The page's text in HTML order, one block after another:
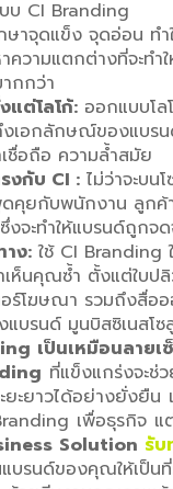
บ CI Branding
ษาจุดแข็ง จุดอ่อน ทำ
วามแตกต่างที่จะทำ
กกว่า
ต่โลโก้: ออกแบบโ
เอกลักษณ์ของแบรน
ชื่อถือ ความล้ำสมัย
งกับ CI : ไม่ว่าจะบน
คุยกับพนักงาน ลูกค้
จะทำให้แบรนด์ถูกจด
าง: ใช้ CI Branding
เห็นคุณซ้ำ ตั้งแต่ใบ
ร์โฆษณา รวมถึงสื่อ
เป็นเหมือนลาย
ที่แข็งแกร่งจะช่
ะยะยาวได้อย่างยั่งยื
เพื่อธุรกิจ แ
Solution รับ
รนด์ของคุณให้เป็นที่